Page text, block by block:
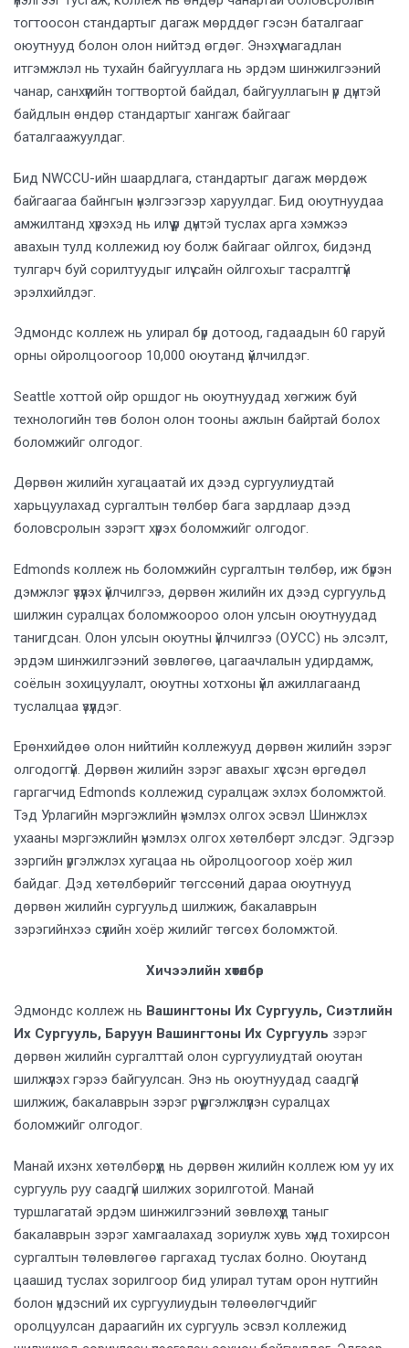
тогтоосон стандартыг дагаж мөрддөг гэсэн баталгааг
оюутнууд болон олон нийтэд өгдөг. Энэхүү магадлан
итгэмжлэл нь тухайн байгууллага нь эрдэм шинжилгээний
чанар, санхүүгийн тогтвортой байдал, байгууллагын үр дүнтэй
байдлын өндөр стандартыг хангаж байгааг
баталгаажуулдаг.
Бид NWCCU-ийн шаардлага, стандартыг дагаж мөрдөж
байгаагаа байнгын үнэлгээгээр харуулдаг. Бид оюутнуудаа
амжилтанд хүрэхэд нь илүү үр дүнтэй туслах арга хэмжээ
авахын тулд коллежид юу болж байгааг ойлгох, бидэнд
тулгарч буй сорилтуудыг илүү сайн ойлгохыг тасралтгүй
эрэлхийлдэг.
Эдмондс коллеж нь улирал бүр дотоод, гадаадын 60 гаруй
орны ойролцоогоор 10,000 оюутанд үйлчилдэг.
Seattle хоттой ойр оршдог нь оюутнуудад хөгжиж буй
технологийн төв болон олон тооны ажлын байртай болох
боломжийг олгодог.
Дөрвөн жилийн хугацаатай их дээд сургуулиудтай
харьцуулахад сургалтын төлбөр бага зардлаар дээд
боловсролын зэрэгт хүрэх боломжийг олгодог.
Edmonds коллеж нь боломжийн сургалтын төлбөр, иж бүрэн
дэмжлэг үзүүлэх үйлчилгээ, дөрвөн жилийн их дээд сургуульд
шилжин суралцах боломжоороо олон улсын оюутнуудад
танигдсан. Олон улсын оюутны үйлчилгээ (ОУСС) нь элсэлт,
эрдэм шинжилгээний зөвлөгөө, цагаачлалын удирдамж,
соёлын зохицуулалт, оюутны хотхоны үйл ажиллагаанд
туслалцаа үзүүлдэг.
Ерөнхийдөө олон нийтийн коллежууд дөрвөн жилийн зэрэг
олгодоггүй. Дөрвөн жилийн зэрэг авахыг хүссэн өргөдөл
гаргагчид Edmonds коллежид суралцаж эхлэх боломжтой.
Тэд Урлагийн мэргэжлийн үнэмлэх олгох эсвэл Шинжлэх
ухааны мэргэжлийн үнэмлэх олгох хөтөлбөрт элсдэг. Эдгээр
зэргийн үргэлжлэх хугацаа нь ойролцоогоор хоёр жил
байдаг. Дэд хөтөлбөрийг төгссөний дараа оюутнууд
дөрвөн жилийн сургуульд шилжиж, бакалаврын
зэрэгийнхээ сүүлийн хоёр жилийг төгсөх боломжтой.
Хичээлийн хөтөлбөр
Эдмондс коллеж нь Вашингтоны Их Сургууль, Сиэтлийн
Их Сургууль, Баруун Вашингтоны Их Сургууль зэрэг
дөрвөн жилийн сургалттай олон сургуулиудтай оюутан
шилжүүлэх гэрээ байгуулсан. Энэ нь оюутнуудад саадгүй
шилжиж, бакалаврын зэрэг рүү үргэлжлүүлэн суралцах
боломжийг олгодог.
Манай ихэнх хөтөлбөрүүд нь дөрвөн жилийн коллеж юм уу их
сургууль руу саадгүй шилжих зорилготой. Манай
туршлагатай эрдэм шинжилгээний зөвлөхүүд таныг
бакалаврын зэрэг хамгаалахад зориулж хувь хүнд тохирсон
сургалтын төлөвлөгөө гаргахад туслах болно. Оюутанд
цаашид туслах зорилгоор бид улирал тутам орон нутгийн
болон үндэсний их сургуулиудын төлөөлөгчдийг
оролцуулсан дараагийн их сургууль эсвэл коллежид